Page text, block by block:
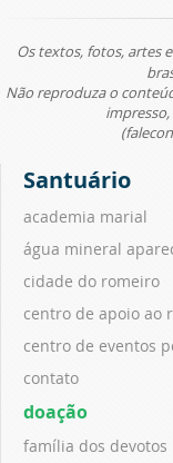
Os textos, fotos, artes
Não reproduza o
Santuário
academia marial
água mineral
cidade do romeiro
centro de apoio ao
centro de eventos
contato
doação
família dos devotos